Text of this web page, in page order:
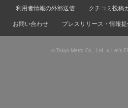
利用者情報の外部送信
クチコミ投稿
お問い合わせ
プレスリリース・情報
© Tokyo Metro Co., Ltd. & Let’s